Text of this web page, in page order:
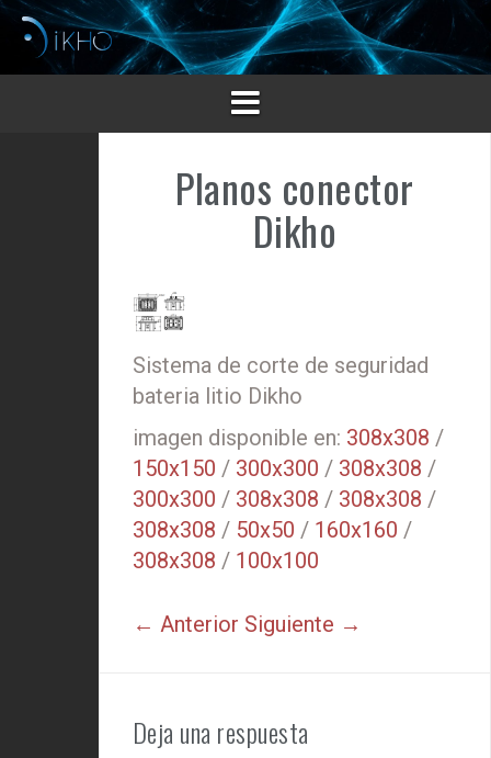
Saltar
contenido
Planos conector
Dikho
Sistema de corte de seguridad
bateria litio Dikho
imagen disponible en: 308x308 /
150x150 / 300x300 / 308x308 /
300x300 / 308x308 / 308x308 /
308x308 / 50x50 / 160x160 /
308x308 / 100x100
← Anterior Siguiente →
Deja una respuesta